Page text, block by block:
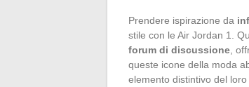
Prendere ispirazione da
stile con le Air Jordan 1.
forum di discussione ,
queste icone della moda
elemento distintivo del loro